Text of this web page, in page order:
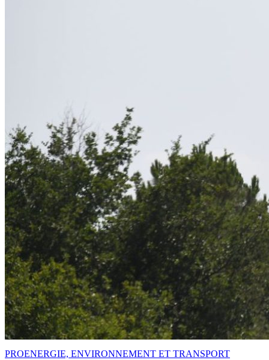
PROENERGIE, ENVIRONNEMENT ET TRANSPORT